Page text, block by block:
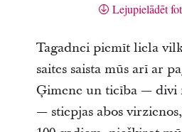
Lejupielādēt
Tagadnei piemīt liela
saites saista mūs arī ar
Ģimene un ticība — divi
— stiepjas abos